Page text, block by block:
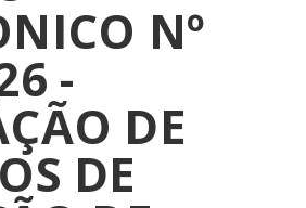
Nº
-
DE
DE